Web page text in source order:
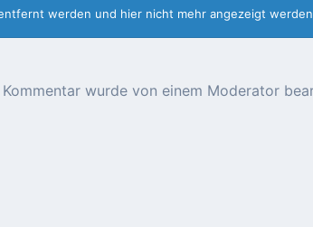
werden und hier nicht mehr angezeigt
wurde von einem Moderator